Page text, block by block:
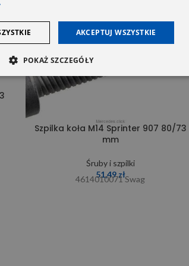
Szpilka koła M14 Sprinter 907 80/73
mm
Śruby i szpilki
51,49zł
4614010071 Swag
AKCEPTUJ WSZYSTKIE
POKAŻ SZCZEGÓŁY